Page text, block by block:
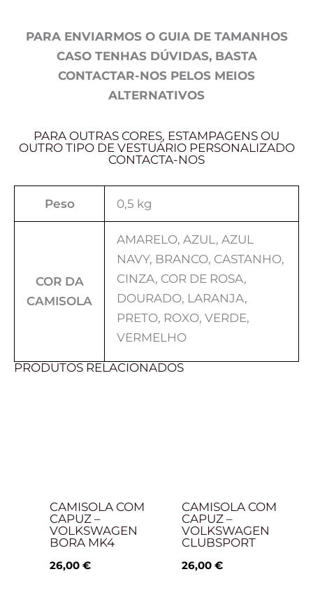
PARA ENVIARMOS O GUIA DE TAMANHOS
CASO TENHAS DÚVIDAS, BASTA
CONTACTAR-NOS PELOS MEIOS
ALTERNATIVOS
PARA OUTRAS CORES, ESTAMPAGENS OU
OUTRO TIPO DE VESTUÁRIO PERSONALIZADO
CONTACTA-NOS
Peso 0,5 kg
COR DA
CAMISOLA
AMARELO, AZUL, AZUL
NAVY, BRANCO, CASTANHO,
CINZA, COR DE ROSA,
DOURADO, LARANJA,
PRETO, ROXO, VERDE,
VERMELHO
PRODUTOS RELACIONADOS
CAMISOLA COM
CAPUZ –
VOLKSWAGEN
BORA MK4
26,00 €
CAMISOLA COM
CAPUZ –
VOLKSWAGEN
CLUBSPORT
26,00 €